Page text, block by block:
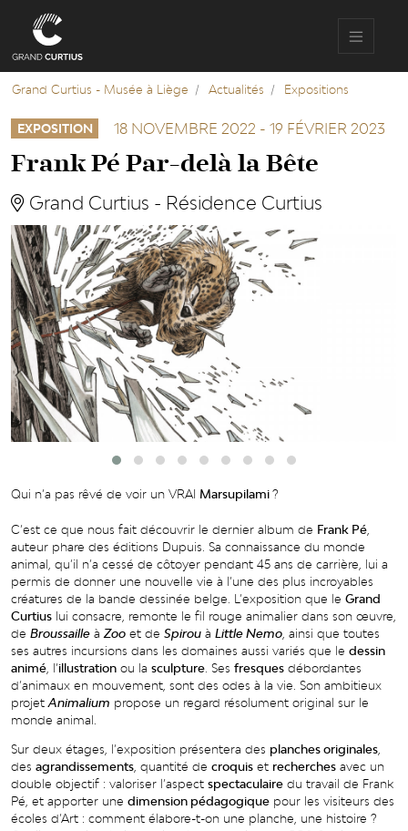
contenu
principal
Grand Curtius - Musée à Liège
Actualités Expositions
EXPOSITION 18 NOVEMBRE 2022 - 19 FÉVRIER 2023
Frank Pé Par-delà la Bête
Grand Curtius - Résidence Curtius
Qui n’a pas rêvé de voir un VRAI Marsupilami?
C’est ce que nous fait découvrir le dernier album de Frank Pé
auteur phare des éditions Dupuis. Sa connaissance du monde
animal, qu’il n’a cessé de côtoyer pendant 45 ans de carrière, lui a
permis de donner une nouvelle vie à l’une des plus incroyables
créatures de la bande dessinée belge. L’exposition que le Grand
Curtius lui consacre, remonte le fil rouge animalier dans son œuvre,
de Broussaille à Zoo et de Spirou à Little Nemo , ainsi que toutes
ses autres incursions dans les domaines aussi variés que le dessin
animé , l’illustration ou la sculpture . Ses fresques débordantes
d’animaux en mouvement, sont des odes à la vie. Son ambitieux
projet Animalium propose un regard résolument original sur le
monde animal.
Sur deux étages, l’exposition présentera des planches originales
des agrandissements , quantité de croquis et recherches avec un
double objectif : valoriser l’aspect spectaculaire du travail de Frank
Pé, et apporter une dimension pédagogique pour les visiteurs des
écoles d’Art : comment élabore-t-on une planche, une histoire ?